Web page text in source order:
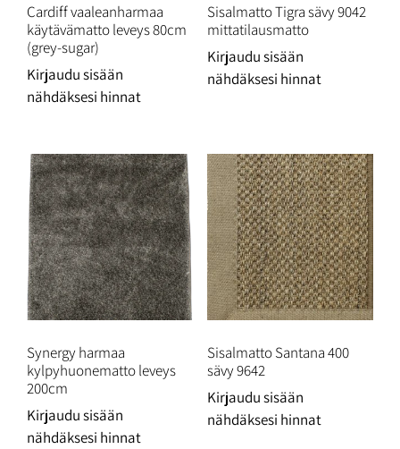
Cardiff vaaleanharmaa
käytävämatto leveys 80cm
(grey-sugar)
Kirjaudu sisään
nähdäksesi hinnat
Sisalmatto Tigra sävy 9042
mittatilausmatto
Kirjaudu sisään
nähdäksesi hinnat
Synergy harmaa
kylpyhuonematto leveys
200cm
Kirjaudu sisään
nähdäksesi hinnat
Sisalmatto Santana 400
sävy 9642
Kirjaudu sisään
nähdäksesi hinnat